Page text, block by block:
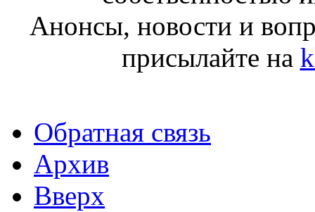
Анонсы, новости и
присылайте на
Обратная связь
Архив
Вверх